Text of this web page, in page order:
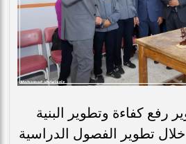
رفع كفاءة وتطوير البنية
خلال تطوير الفصول الدراسية